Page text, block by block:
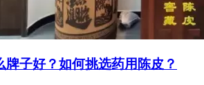
牌子好？如何挑选药用陈皮？